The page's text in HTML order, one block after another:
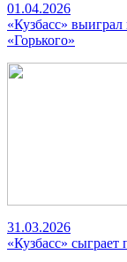
01.04.2026
«Кузбасс»
«Горького»
31.03.2026
«Кузбасс»